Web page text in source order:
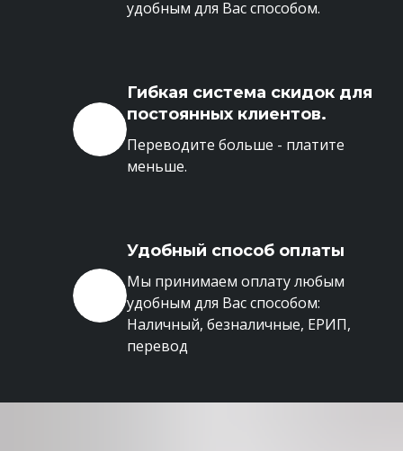
удобным для Вас способом.
Гибкая система скидок для
постоянных клиентов.
Переводите больше - платите
меньше.
Удобный способ оплаты
Мы принимаем оплату любым
удобным для Вас способом:
Наличный, безналичные, ЕРИП,
перевод